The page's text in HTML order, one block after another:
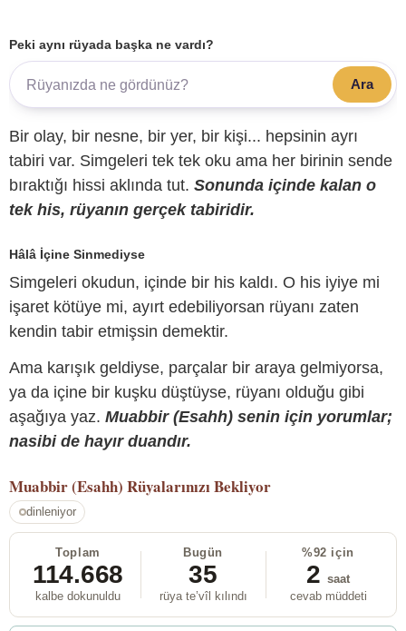
Peki aynı rüyada başka ne vardı?
Ara
Bir olay, bir nesne, bir yer, bir kişi... hepsinin ayrı
tabiri var. Simgeleri tek tek oku ama her birinin sende
bıraktığı hissi aklında tut. Sonunda içinde kalan o
tek his, rüyanın gerçek tabiridir.
Hâlâ İçine Sinmediyse
Simgeleri okudun, içinde bir his kaldı. O his iyiye mi
işaret kötüye mi, ayırt edebiliyorsan rüyanı zaten
kendin tabir etmişsin demektir.
Ama karışık geldiyse, parçalar bir araya gelmiyorsa,
ya da içine bir kuşku düştüyse, rüyanı olduğu gibi
aşağıya yaz. Muabbir (Esahh) senin için yorumlar;
nasibi de hayır duandır.
Muabbir (Esahh) Rüyalarınızı Bekliyor
dinleniyor
Toplam
114.668
kalbe dokunuldu
Bugün
35
rüya te’vîl kılındı
%92 için
2 saat
cevab müddeti